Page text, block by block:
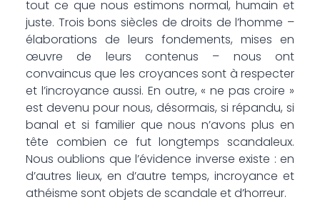
tout ce que nous estimons normal, humain et
juste. Trois bons siècles de droits de l’homme –
élaborations de leurs fondements, mises en
œuvre de leurs contenus – nous ont
convaincus que les croyances sont à respecter
et l’incroyance aussi. En outre, « ne pas croire »
est devenu pour nous, désormais, si répandu, si
banal et si familier que nous n’avons plus en
tête combien ce fut longtemps scandaleux.
Nous oublions que l’évidence inverse existe : en
d’autres lieux, en d’autre temps, incroyance et
athéisme sont objets de scandale et d’horreur.